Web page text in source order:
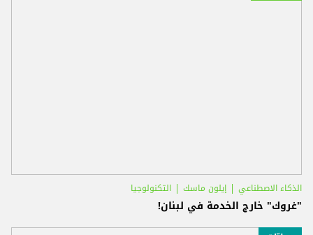
الذكاء الاصطناعي إيلون ماسك التكنولوجيا
"غروك" خارج الخدمة في لبنان!